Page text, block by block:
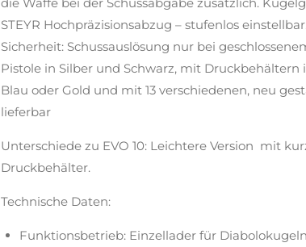
STEYR Hochpräzisionsabzug – stufenlos
Sicherheit: Schussauslösung nur bei
Pistole in Silber und Schwarz, mit Druckbehältern
Blau oder Gold und mit 13 verschiedenen, neu
lieferbar
Unterschiede zu EVO 10: Leichtere Version mit
Druckbehälter.
Technische Daten:
Funktionsbetrieb: Einzellader für Diabolokugeln